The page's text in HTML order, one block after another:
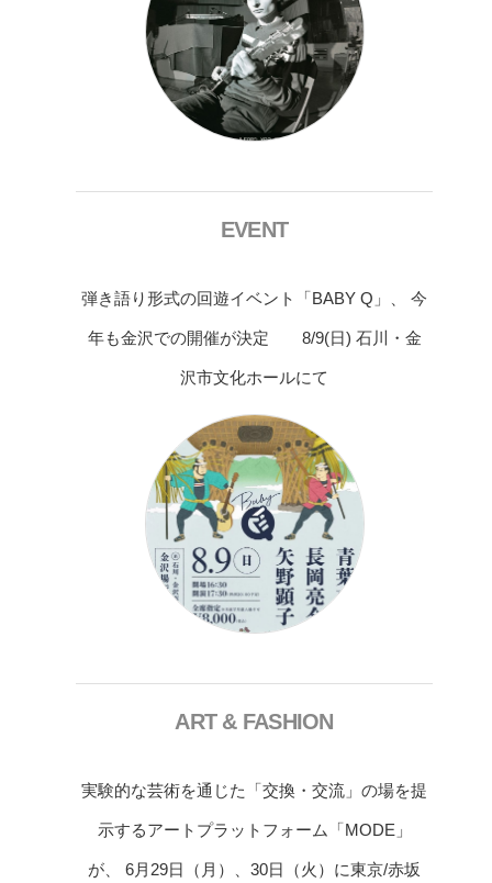
EVENT
弾き語り形式の回遊イベント「BABY Q」、 今
年も金沢での開催が決定 8/9(日) 石川・金
沢市文化ホールにて
ART & FASHION
実験的な芸術を通じた「交換・交流」の場を提
示するアートプラットフォーム「MODE」
が、 6月29日（月）、30日（火）に東京/赤坂